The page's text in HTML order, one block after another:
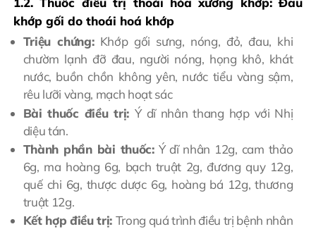
khớp gối do thoái hoá khớp
Triệu chứng:Khớp gối sưng, nóng, đỏ, đau, khi
chườm lạnh đỡ đau, người nóng, họng khô, khát
nước, buồn chồn không yên, nước tiểu vàng sậm,
rêu lưỡi vàng, mạch hoạt sác
Bài thuốc điều trị: Ý dĩ nhân thang hợp với Nhị
diệu tán.
Thành phần bài thuốc:Ý dĩ nhân 12g, cam thảo
6g, ma hoàng 6g, bạch truật 2g, đương quy 12g,
quế chi 6g, thược dược 6g, hoàng bá 12g, thương
truật 12g.
Kết hợp điều trị: Trong quá trình điều trị bệnh nhân